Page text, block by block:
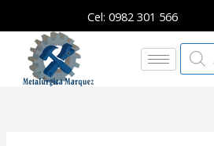
contenido
Cel: 0982 301 566
de